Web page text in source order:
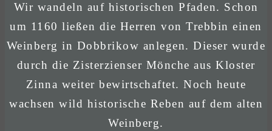
Wir wandeln auf historischen Pfaden. Schon
um 1160 ließen die Herren von Trebbin einen
Weinberg in Dobbrikow anlegen. Dieser wurde
durch die Zisterzienser Mönche aus Kloster
Zinna weiter bewirtschaftet. Noch heute
wachsen wild historische Reben auf dem alten
Weinberg.